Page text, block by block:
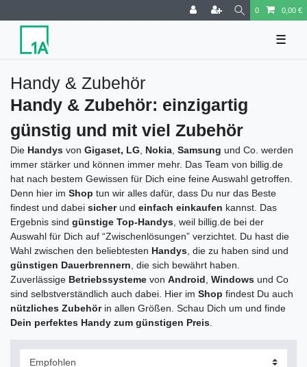
0 0,00 €
☰
Handy & Zubehör
Handy & Zubehör: einzigartig
günstig und mit viel Zubehör
Die Handys von Gigaset, LG Nokia Samsung und Co. werden
immer stärker und können immer mehr. Das Team von billig.de
hat nach bestem Gewissen für Dich eine feine Auswahl getroffen.
Denn hier im Shop tun wir alles dafür, dass Du nur das Beste
findest und dabei sicherund einfach einkaufen kannst. Das
Ergebnis sind günstige Top-Handys , weil billig.de bei der
Auswahl für Dich auf “Zwischenlösungen” verzichtet. Du hast die
Wahl zwischen den beliebtesten Handys , die zu haben sind und
günstigen Dauerbrennern , die sich bewährt haben.
Zuverlässige Betriebssysteme von Android Windows und Co
sind selbstverständlich auch dabei. Hier im Shop findest Du auch
nützliches Zubehörin allen Größen. Schau Dich um und finde
Dein perfektes Handy zum günstigen Preis